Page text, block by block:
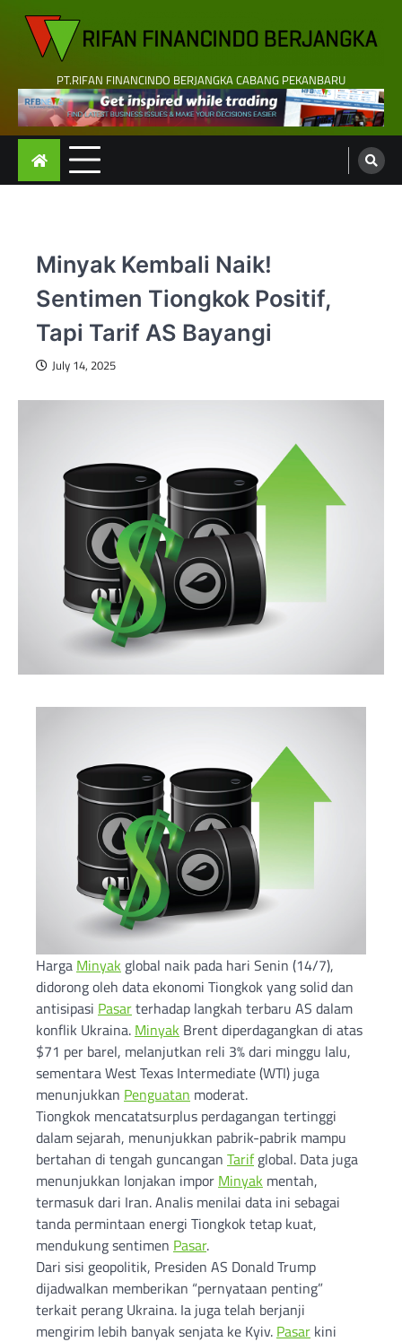
content
PT.RIFAN FINANCINDO BERJANGKA CABANG PEKANBARU
Minyak Kembali Naik!
Sentimen Tiongkok Positif,
Tapi Tarif AS Bayangi
July 14, 2025
Harga Minyak global naik pada hari Senin (14/7),
didorong oleh data ekonomi Tiongkok yang solid dan
antisipasi Pasarterhadap langkah terbaru AS dalam
konflik Ukraina. Minyak Brent diperdagangkan di atas
$71 per barel, melanjutkan reli 3% dari minggu lalu,
sementara West Texas Intermediate (WTI) juga
menunjukkan Penguatan moderat.
Tiongkok mencatatsurplus perdagangan tertinggi
dalam sejarah, menunjukkan pabrik-pabrik mampu
bertahan di tengah guncangan Tarifglobal. Data juga
menunjukkan lonjakan impor Minyak mentah,
termasuk dari Iran. Analis menilai data ini sebagai
tanda permintaan energi Tiongkok tetap kuat,
mendukung sentimen Pasar.
Dari sisi geopolitik, Presiden AS Donald Trump
dijadwalkan memberikan “pernyataan penting”
terkait perang Ukraina. Ia juga telah berjanji
mengirim lebih banyak senjata ke Kyiv. Pasar kini